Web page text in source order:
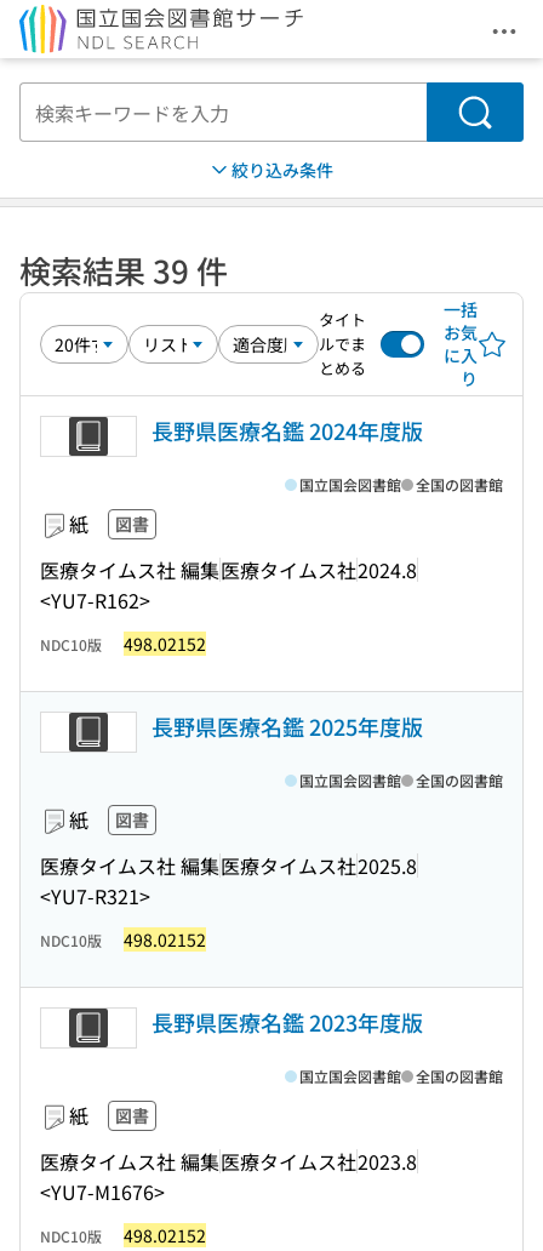
メ
検索
絞り込み条件
検索結果 39 件
タイト
ルでま
とめる
一括
お気
に入
り
長野県医療名鑑 2024年度版
紙 図書
医療タイムス社 編集医療タイムス社2024.8
<YU7-R162>
国立国会図書館 全国の図書館
NDC10版 498.02152
長野県医療名鑑 2025年度版
紙 図書
医療タイムス社 編集医療タイムス社2025.8
<YU7-R321>
国立国会図書館 全国の図書館
NDC10版 498.02152
長野県医療名鑑 2023年度版
紙 図書
医療タイムス社 編集医療タイムス社2023.8
<YU7-M1676>
国立国会図書館 全国の図書館
NDC10版 498.02152